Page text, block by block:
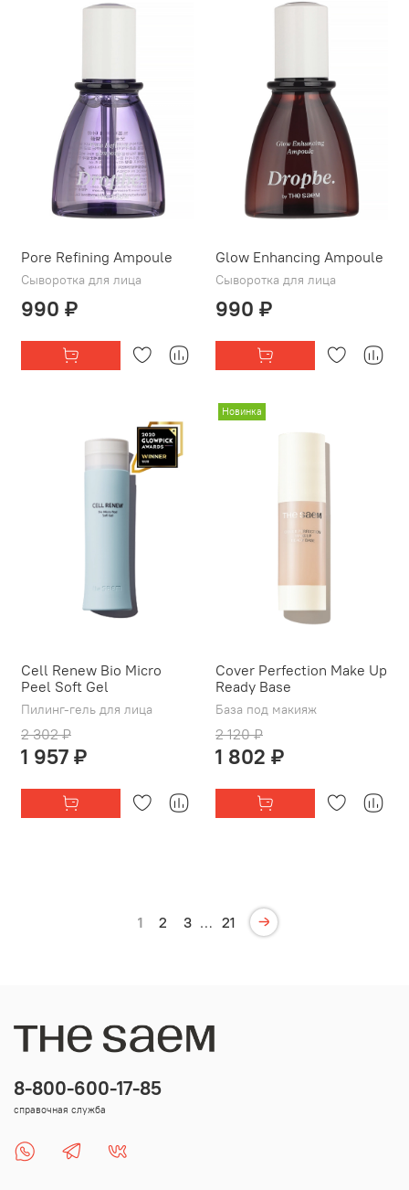
Pore Refining Ampoule
Сыворотка для лица
990 ₽
Glow Enhancing Ampoule
Сыворотка для лица
990 ₽
Cell Renew Bio Micro
Peel Soft Gel
Пилинг-гель для лица
2 302 ₽
1 957 ₽
Новинка
Cover Perfection Make Up
Ready Base
База под макияж
2 120 ₽
1 802 ₽
1 2 3 … 21
8-800-600-17-85
справочная служба